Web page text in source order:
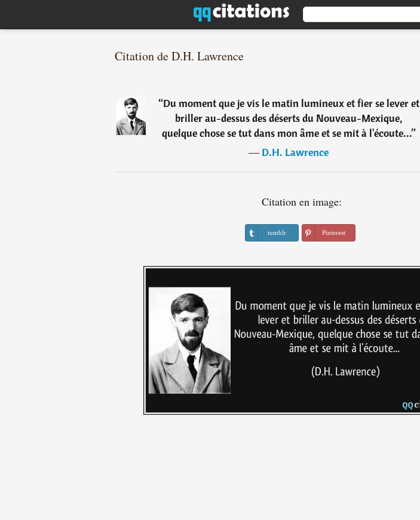
Citation de D.H. Lawrence
“Du moment que je vis le matin lumineux et fier se lever et
briller au-dessus des déserts du Nouveau-Mexique,
quelque chose se tut dans mon âme et se mit à l'écoute...”
―D.H. Lawrence
Citation en image:
tumblr Pinterest